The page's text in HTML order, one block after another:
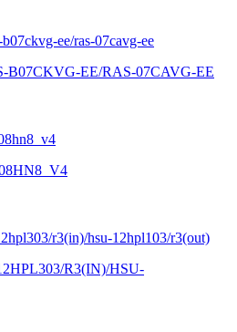
B07CKVG-EE/RAS-07CAVG-EE
R3(IN)/HSU-